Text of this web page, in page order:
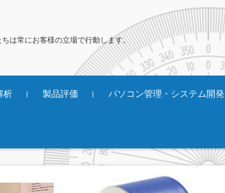
は常にお客様の立場で行動します。
析 製品評価 パソコン管理・システム開発